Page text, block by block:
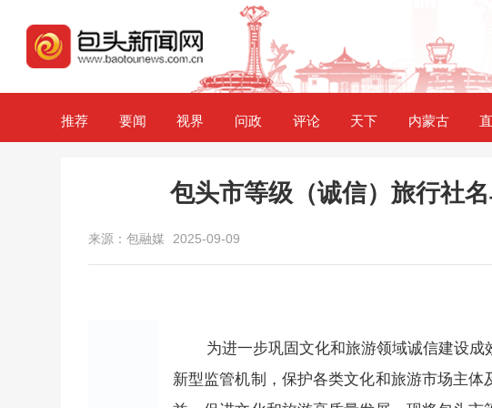
推荐 要闻 视界 问政 评论 天下 内蒙古
包头市等级（诚信）旅行社
来源：包融媒 2025-09-09
为进一步巩固文化和旅游领域诚信建设
新型监管机制，保护各类文化和旅游市场主体